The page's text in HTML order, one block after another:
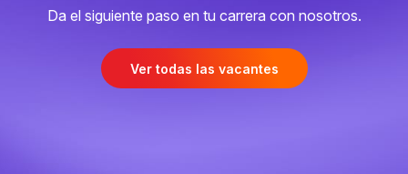
Da el siguiente paso en tu carrera con nosotros.
Ver todas las vacantes